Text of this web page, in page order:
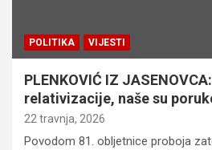
POLITIKA VIJESTI
PLENKOVIĆ IZ
relativizacije, naše su
22 travnja, 2026
Povodom 81. obljetnice proboja